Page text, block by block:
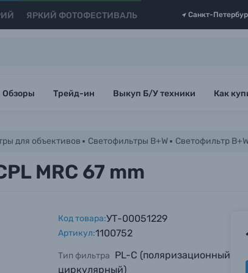
ЯРКИЙ ФОТОФЕСТИВАЛЬ Санкт-
Обзоры Трейд-ин Выкуп Б/У техники Как
для объективов Светофильтры B+W Светофильтр
MRC 67 mm
Код товара:УТ-00051229
Артикул:1100752
Тип фильтра PL-C (поляризационный
циркулярный)